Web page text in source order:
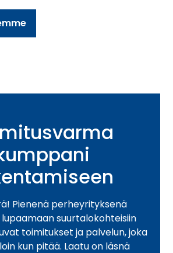
Pienenä perheyrityksenä
suurtalokohteisiin
toimitukset ja palvelun, joka
kun pitää. Laatu on läsnä